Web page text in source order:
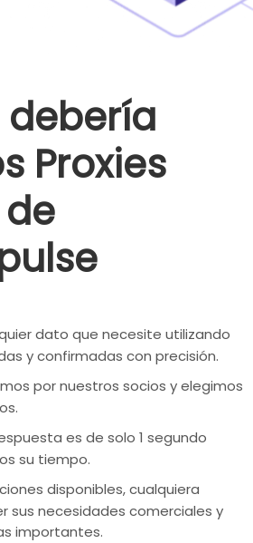
debería
Proxies
dato que necesite utilizando
y confirmadas con precisión.
por nuestros socios y elegimos
es de solo 1 segundo
su tiempo.
disponibles, cualquiera
sus necesidades comerciales y
importantes.